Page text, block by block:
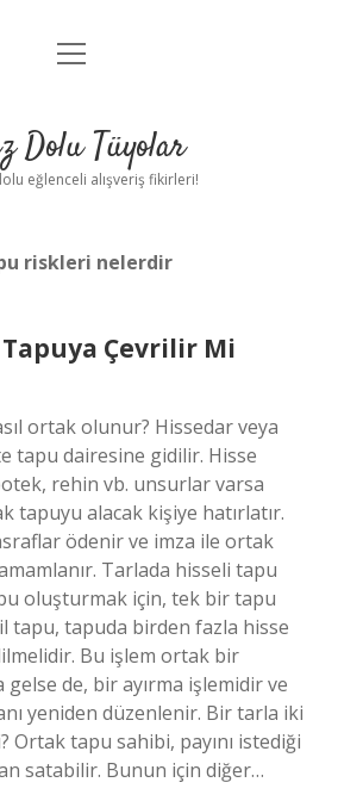
Anasayfa
Yasal Uyarı
menüyü
Dolu Tüyolar
eğlenceli alışveriş fikirleri!
riskleri nelerdir
Çevrilir Mi
ortak olunur? Hissedar veya
tapu dairesine gidilir. Hisse
rehin vb. unsurlar varsa
tapuyu alacak kişiye hatırlatır.
ödenir ve imza ile ortak
Tarlada hisseli tapu
oluşturmak için, tek bir tapu
tapu, tapuda birden fazla hisse
Bu işlem ortak bir
gelse de, bir ayırma işlemidir ve
yeniden düzenlenir. Bir tarla iki
Ortak tapu sahibi, payını istediği
satabilir. Bunun için diğer…